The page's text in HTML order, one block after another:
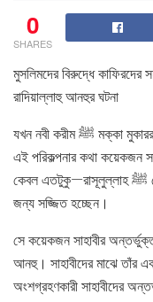
0
SHARES
মুসলিমদের বিরুদ্ধে কাফিরদের
রাদিয়াল্লাহু আনহুর ঘটনা
যখন নবী করীম ﷺ মক্কা মুকাররমার দিকে অগ্রযাত্রার ইচ্ছা করলেন, তখন তিনি ﷺ
এই পরিকল্পনার কথা কয়েকজন
কেবল এতটুকু—রাসূলুল্লাহ ﷺ কোথাও আক্রমণের প্রস্তুতি নিচ্ছেন এবং যুদ্ধের
জন্য সজ্জিত হচ্ছেন।
সে কয়েকজন সাহাবীর
আনহু। সাহাবীদের মাঝে তাঁর
অংশগ্রহণকারী সাহাবীদের